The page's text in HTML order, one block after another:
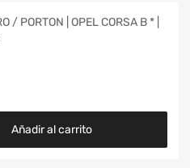
/ PORTON | OPEL CORSA B * |
Añadir al carrito